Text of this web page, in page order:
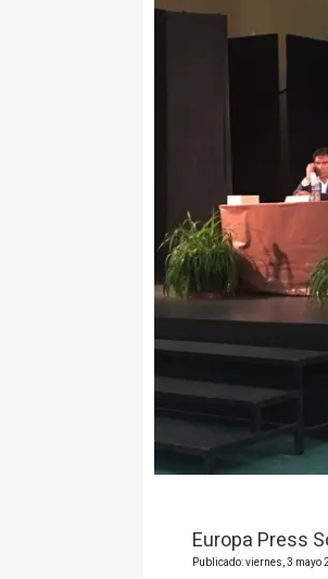
Europa Press
Publicado: viernes, 3 mayo